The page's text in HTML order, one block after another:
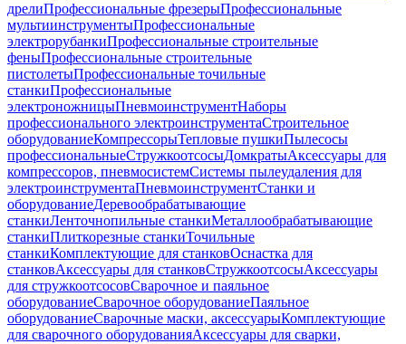
дрелиПрофессиональные фрезерыПрофессиональные
мультиинструментыПрофессиональные
электрорубанкиПрофессиональные строительные
феныПрофессиональные строительные
пистолетыПрофессиональные точильные
станкиПрофессиональные
электроножницыПневмоинструментНаборы
профессионального электроинструментаСтроительное
оборудованиеКомпрессорыТепловые пушкиПылесосы
профессиональныеСтружкоотсосыДомкратыАксессуары для
компрессоров, пневмосистемСистемы пылеудаления для
электроинструментаПневмоинструментСтанки и
оборудованиеДеревообрабатывающие
станкиЛенточнопильные станкиМеталлообрабатывающие
станкиПлиткорезные станкиТочильные
станкиКомплектующие для станковОснастка для
станковАксессуары для станковСтружкоотсосыАксессуары
для стружкоотсосовСварочное и паяльное
оборудованиеСварочное оборудованиеПаяльное
оборудованиеСварочные маски, аксессуарыКомплектующие
для сварочного оборудованияАксессуары для сварки,